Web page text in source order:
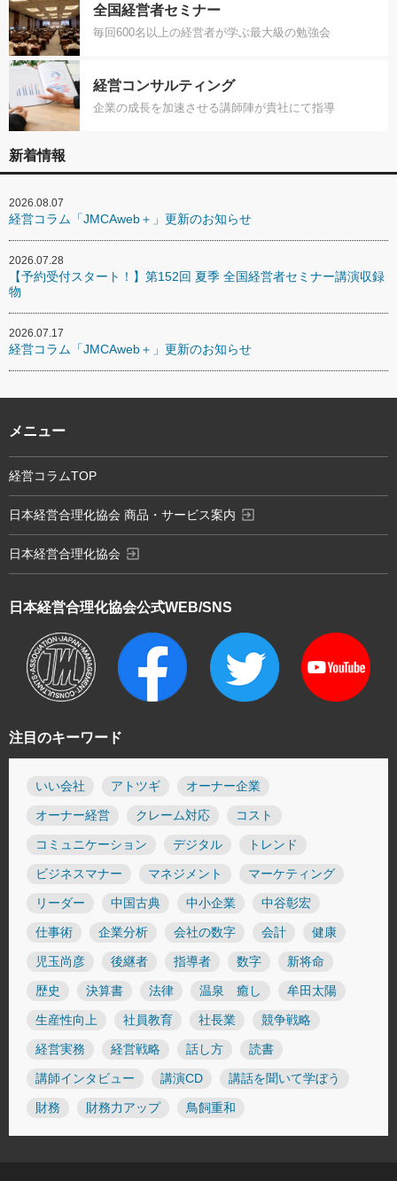
全国経営者セミナー
毎回600名以上の経営者が学ぶ最大級の勉強会
経営コンサルティング
企業の成長を加速させる講師陣が貴社にて指導
新着情報
2026.08.07
経営コラム「JMCAweb＋」更新のお知らせ
2026.07.28
【予約受付スタート！】第152回 夏季 全国経営者セミナー講演収録
物
2026.07.17
経営コラム「JMCAweb＋」更新のお知らせ
注目のキーワード
いい会社 アトツギ オーナー企業
オーナー経営 クレーム対応 コスト
コミュニケーション デジタル トレンド
ビジネスマナー マネジメント マーケティング
リーダー 中国古典 中小企業 中谷彰宏
仕事術 企業分析 会社の数字 会計 健康
児玉尚彦 後継者 指導者 数字 新将命
歴史 決算書 法律 温泉 癒し 牟田太陽
生産性向上 社員教育 社長業 競争戦略
経営実務 経営戦略 話し方 読書
講師インタビュー 講演CD 講話を聞いて学ぼう
財務 財務力アップ 鳥飼重和
日本経営合理化協会公式WEB/SNS
メニュー
経営コラムTOP
日本経営合理化協会 商品・サービス案内 exit_to_app
日本経営合理化協会 exit_to_app